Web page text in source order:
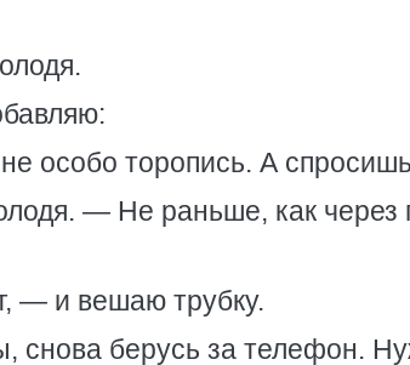
особо торопись. А
— Не раньше, как через
— и вешаю трубку.
снова берусь за телефон.